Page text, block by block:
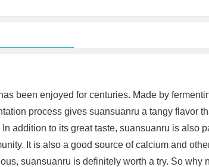
been enjoyed for centuries. Made by
process gives suansuanru a tangy flavor
addition to its great taste, suansuanru is also
It is also a good source of calcium and
suansuanru is definitely worth a try. So